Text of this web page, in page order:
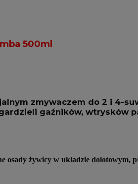
500ml
zmywaczem do 2 i 4-
gaźników, wtrysków
osady żywicy w układzie dolotowym,